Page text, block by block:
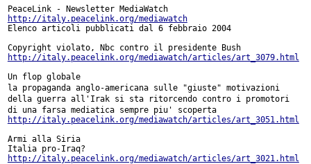
Richieste di rimozione
PeaceLink - Newsletter MediaWatch
http://italy.peacelink.org/mediawatch
Elenco articoli pubblicati dal 6 febbraio 2004
Copyright violato, Nbc contro il presidente Bush
http://italy.peacelink.org/mediawatch/articles/art_3079.html
Un flop globale
la propaganda anglo-americana sulle "giuste" motivazioni
della guerra all'Irak si sta ritorcendo contro i promotori
di una farsa mediatica sempre piu' scoperta
http://italy.peacelink.org/mediawatch/articles/art_3051.html
Armi alla Siria
http://italy.peacelink.org/mediawatch/articles/art_3021.html